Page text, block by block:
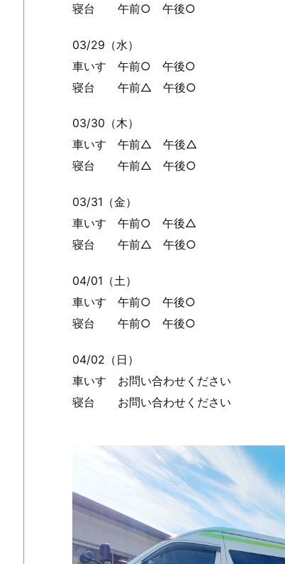
寝台 午前○ 午後○
03/29（水）
車いす 午前○ 午後○
寝台 午前△ 午後○
03/30（木）
車いす 午前△ 午後△
寝台 午前△ 午後○
03/31（金）
車いす 午前○ 午後△
寝台 午前△ 午後○
04/01（土）
車いす 午前○ 午後○
寝台 午前○ 午後○
04/02（日）
車いす お問い合わせください
寝台 お問い合わせください